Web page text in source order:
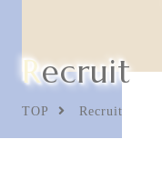
Recruit
TOP Recruit